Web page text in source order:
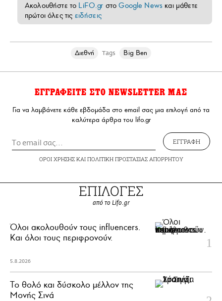
Ακολουθήστε το LiFO.gr στοGoogle News και μάθετε
πρώτοι όλες τις ειδήσεις
Διεθνή Tags Big Ben
ΕΓΓΡΑΦΕΙΤΕ ΣΤΟ NEWSLETTER ΜΑΣ
Για να λαμβάνετε κάθε εβδομάδα στο email σας μια επιλογή από τα
καλύτερα άρθρα του lifo.gr
ΕΓΓΡΑΦΗ
ΟΡΟΙ ΧΡΗΣΗΣΚΑΙ ΠΟΛΙΤΙΚΗ ΠΡΟΣΤΑΣΙΑΣ ΑΠΟΡΡΗΤΟΥ
ΕΠΙΛΟΓΕΣ
από το Lifo.gr
Όλοι ακολουθούν τους influencers.
Και όλοι τους περιφρονούν.
5.8.2026
Το θολό και δύσκολο μέλλον της
Μονής Σινά